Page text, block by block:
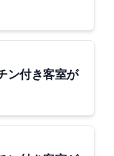
ン付き客室が